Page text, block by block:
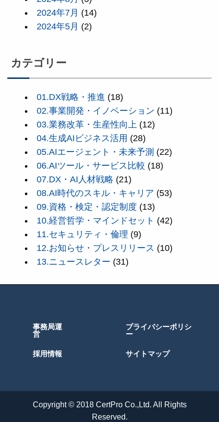
2024年7月 (14)
2024年5月 (2)
カテゴリー
01.DX戦略・推進 (18)
02.事業開発・イノベーション (11)
03.業務改革・生産性向上 (12)
04.生成AIビジネス活用 (28)
05.AIエージェント・未来予測 (22)
06.AIツール・サービス比較 (18)
07.DX・AI人材戦略 (21)
08.AI時代のスキル・キャリア (53)
09.資格・検定・認定制度 (13)
10.経営哲学・マインドセット (42)
11.セキュリティ・倫理 (9)
12.お知らせ・プレスリリース (10)
13.ニュースレター (31)
事務局運
営
採用情報
プライバシーポリシ
ー
サイトマップ
Copyright © 2018 CertPro Co.,Ltd. All Rights
Reserved.